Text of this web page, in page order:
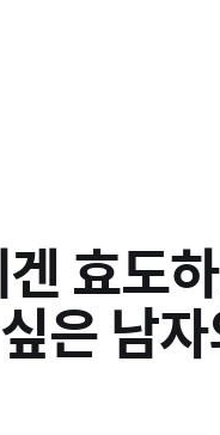
효도
은 남자